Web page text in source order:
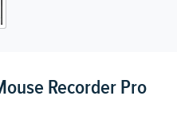
Recorder Pro